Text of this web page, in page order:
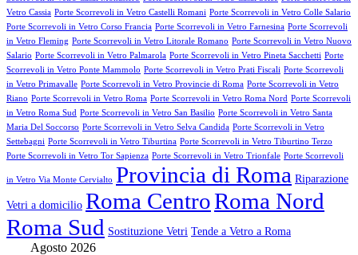
Vetro Cassia Porte Scorrevoli in Vetro Castelli Romani Porte Scorrevoli in Vetro Colle Salario
Porte Scorrevoli in Vetro Corso Francia Porte Scorrevoli in Vetro Farnesina Porte Scorrevoli
in Vetro Fleming Porte Scorrevoli in Vetro Litorale Romano Porte Scorrevoli in Vetro Nuovo
Salario Porte Scorrevoli in Vetro Palmarola Porte Scorrevoli in Vetro Pineta Sacchetti Porte
Scorrevoli in Vetro Ponte Mammolo Porte Scorrevoli in Vetro Prati Fiscali Porte Scorrevoli
in Vetro Primavalle Porte Scorrevoli in Vetro Provincie di Roma Porte Scorrevoli in Vetro
Riano Porte Scorrevoli in Vetro Roma Porte Scorrevoli in Vetro Roma Nord Porte Scorrevoli
in Vetro Roma Sud Porte Scorrevoli in Vetro San Basilio Porte Scorrevoli in Vetro Santa
Maria Del Soccorso Porte Scorrevoli in Vetro Selva Candida Porte Scorrevoli in Vetro
Settebagni Porte Scorrevoli in Vetro Tiburtina Porte Scorrevoli in Vetro Tiburtino Terzo
Porte Scorrevoli in Vetro Tor Sapienza Porte Scorrevoli in Vetro Trionfale Porte Scorrevoli
in Vetro Via Monte Cervialto Provincia di Roma Riparazione
Vetri a domicilio Roma CentroRoma Nord
Roma Sud Sostituzione Vetri Tende a Vetro a Roma
Agosto 2026